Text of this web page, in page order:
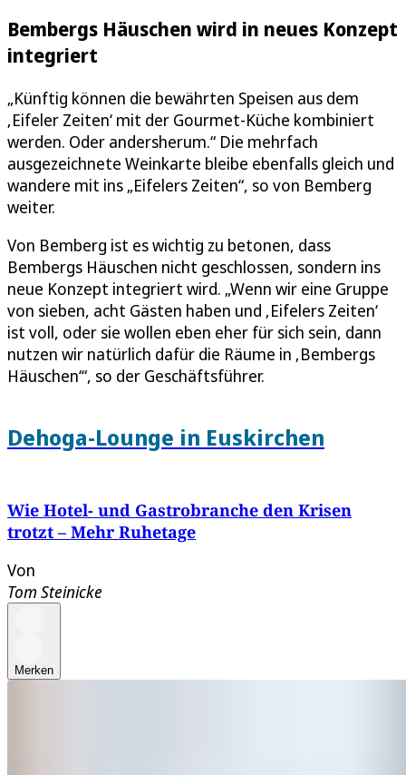
Bembergs Häuschen wird in neues Konzept
integriert
„Künftig können die bewährten Speisen aus dem
‚Eifeler Zeiten‘ mit der Gourmet-Küche kombiniert
werden. Oder andersherum.“ Die mehrfach
ausgezeichnete Weinkarte bleibe ebenfalls gleich und
wandere mit ins „Eifelers Zeiten“, so von Bemberg
weiter.
Von Bemberg ist es wichtig zu betonen, dass
Bembergs Häuschen nicht geschlossen, sondern ins
neue Konzept integriert wird. „Wenn wir eine Gruppe
von sieben, acht Gästen haben und ‚Eifelers Zeiten‘
ist voll, oder sie wollen eben eher für sich sein, dann
nutzen wir natürlich dafür die Räume in ‚Bembergs
Häuschen‘“, so der Geschäftsführer.
Dehoga-Lounge in Euskirchen
Wie Hotel- und Gastrobranche den Krisen
trotzt – Mehr Ruhetage
Von
Tom Steinicke
Merken